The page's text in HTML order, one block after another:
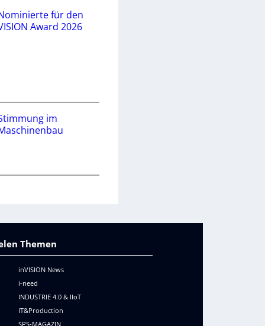
für den
Award 2026
im
Themen
inVISION News
i-need
INDUSTRIE 4.0 & IIoT
IT&Production
SPS-MAGAZIN